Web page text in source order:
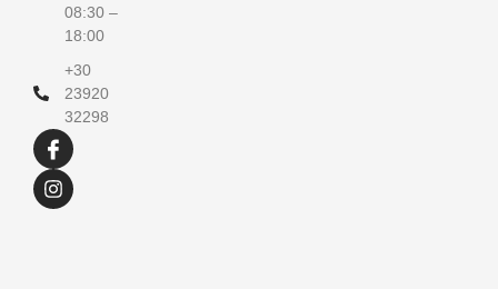
08:30 –
18:00
+30
23920
32298